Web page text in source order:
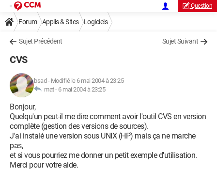
Question
Forum Applis & Sites Logiciels
Sujet Précédent Sujet Suivant
CVS
bsad - Modifié le 6 mai 2004 à 23:25
mat - 6 mai 2004 à 23:25
Bonjour,
Quelqu'un peut-il me dire comment avoir l'outil CVS en version
complète (gestion des versions de sources).
J'ai instalé une version sous UNIX (HP) mais ça ne marche
pas,
et si vous pourriez me donner un petit exemple d'utilisation.
Merci pour votre aide.